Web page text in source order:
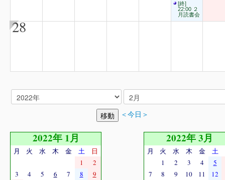
[終]
22:00 ２
月読書会
28
＜今日＞
2022年 1月
月 火 水 木 金 土
日
1
2
3
4 5 6 7 8
9
2022年 3月
月 火 水 木 金 土
1
2 3 4
5
7
8 9 10 11 12